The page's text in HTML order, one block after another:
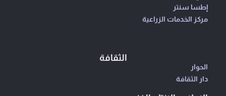
إطسا سنتر
مركز الخدمات الزراعية
الثقافة
الحوار
دار الثقافة